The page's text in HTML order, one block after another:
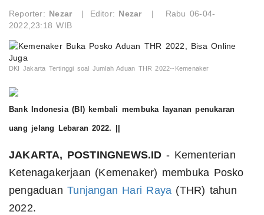
Reporter: Nezar | Editor: Nezar |
Rabu 06-04-
2022,23:18 WIB
DKI Jakarta Tertinggi soal Jumlah Aduan THR 2022--Kemenaker
Bank Indonesia (BI) kembali membuka layanan penukaran
uang jelang Lebaran 2022. ||
JAKARTA, POSTINGNEWS.ID - Kementerian
Ketenagakerjaan (Kemenaker) membuka Posko
pengaduanTunjangan Hari Raya (THR) tahun
2022.